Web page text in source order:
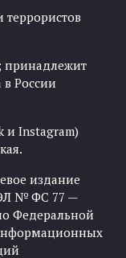
террористов
принадлежит
России
и Instagram)
издание
ЭЛ № ФС 77 —
Федеральной